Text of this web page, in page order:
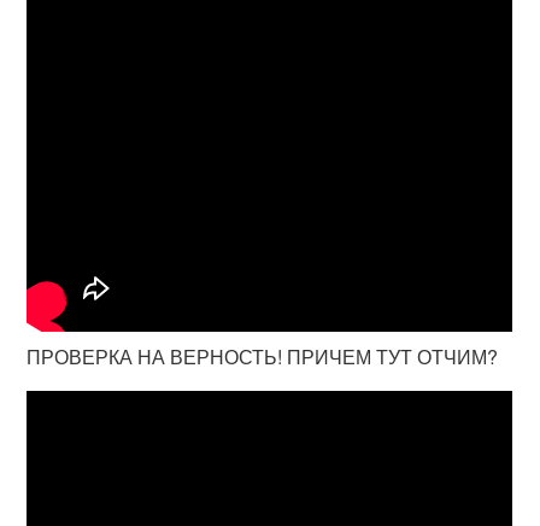
ПРОВЕРКА НА ВЕРНОСТЬ! ПРИЧЕМ ТУТ ОТЧИМ?